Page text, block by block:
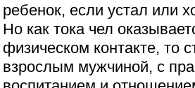
ребенок, если устал или
Но как тока чел
физическом контакте, то
взрослым мужчиной, с